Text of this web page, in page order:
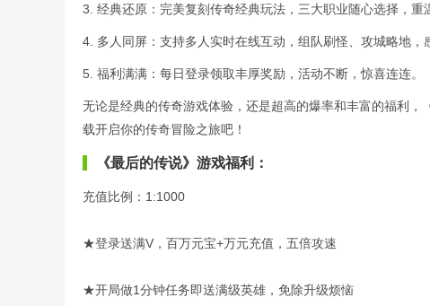
3. 经典还原：完美复刻传奇经典玩法，三大职业随心选择，重
4. 多人同屏：支持多人实时在线互动，组队刷怪、攻城略地，
5. 福利满满：每日登录领取丰厚奖励，活动不断，惊喜连连。
无论是经典的传奇游戏体验，还是超高的爆率和丰富的福利
载开启你的传奇冒险之旅吧！
《最后的传说》游戏福利：
充值比例：1:1000
★登录送满V，百万元宝+万元充值，五倍攻速
★开局做1分钟任务即送满级英雄，免除升级烦恼